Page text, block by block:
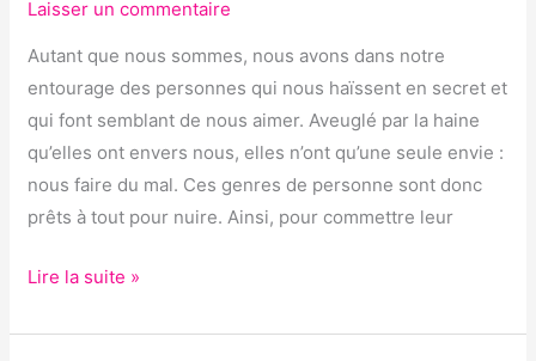
Laisser un commentaire
Autant que nous sommes, nous avons dans notre
entourage des personnes qui nous haïssent en secret et
qui font semblant de nous aimer. Aveuglé par la haine
qu’elles ont envers nous, elles n’ont qu’une seule envie :
nous faire du mal. Ces genres de personne sont donc
prêts à tout pour nuire. Ainsi, pour commettre leur
?
Lire la suite »